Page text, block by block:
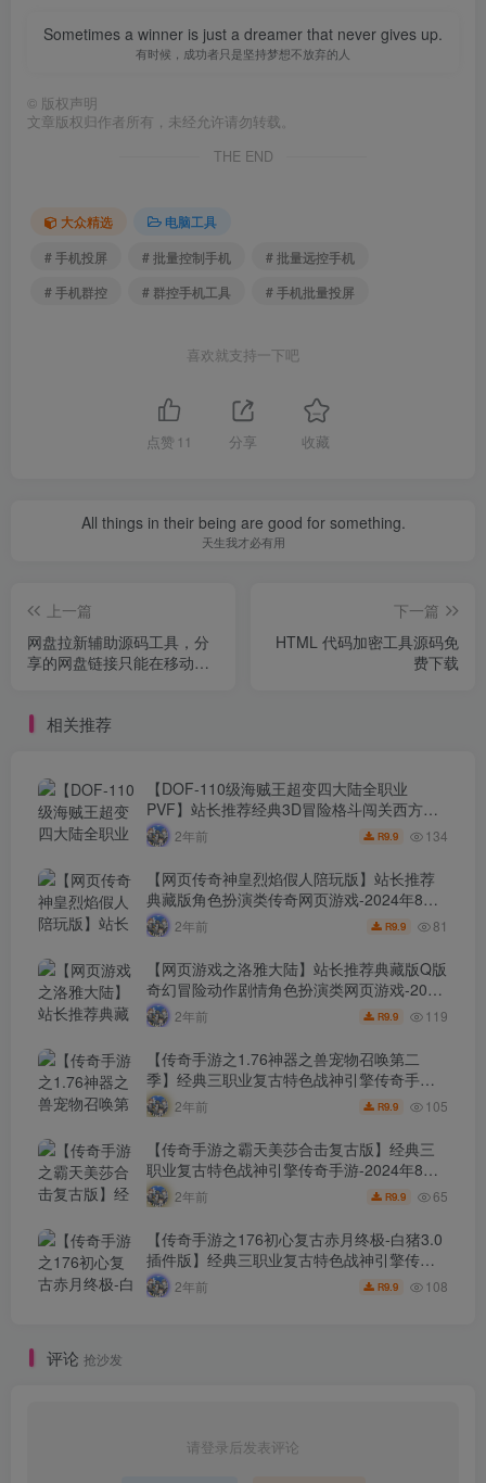
Sometimes a winner is just a dreamer that never gives up.
有时候，成功者只是坚持梦想不放弃的人
© 版权声明
文章版权归作者所有，未经允许请勿转载。
THE END
大众精选
电脑工具
# 手机投屏
# 批量控制手机
# 批量远控手机
# 手机群控
# 群控手机工具 # 手机批量投屏
喜欢就支持一下吧
点赞 11 分享 收藏
All things in their being are good for something.
天生我才必有用
上一篇
网盘拉新辅助源码工具，分
享的网盘链接只能在移动端
下一篇
HTML 代码加密工具源码免
费下载
相关推荐
【DOF-110级海贼王超变四大陆全职业
PVF】站长推荐经典3D冒险格斗闯关西方魔
幻端游-2024年8月8日最新打包Linux服务端
源码视频架设教程-等级补丁-配套完整客户
端！
2年前 R9.9 134
【网页传奇神皇烈焰假人陪玩版】站长推荐
典藏版角色扮演类传奇网页游戏-2024年8月8
日最新打包Wn服务端源码视频架设教程-配套
GM工具！
2年前 R9.9 81
【网页游戏之洛雅大陆】站长推荐典藏版Q版
奇幻冒险动作剧情角色扮演类网页游戏-2024
年8月7日最新打包Wn服务端源码视频架设教
程-微端-GM工具-详细外网教程！
2年前 R9.9 119
【传奇手游之1.76神器之兽宠物召唤第二
季】经典三职业复古特色战神引擎传奇手
游-2024年8月7日最新打包Win服务端源码视
频架设教程-新版GM多功能网页授权物品后
台-GM直冲网页后台-安卓苹果IOS双端版
本！
2年前 R9.9 105
【传奇手游之霸天美莎合击复古版】经典三
职业复古特色战神引擎传奇手游-2024年8月7
日最新打包Win服务端源码视频架设教程-新
版GM多功能网页授权物品后台-GM直冲网页
后台-安卓苹果IOS双端版本！
2年前 R9.9 65
【传奇手游之176初心复古赤月终极-白猪3.0
插件版】经典三职业复古特色战神引擎传奇
手游-2024年8月6日最新打包Win服务端源码
视频架设教程-新版GM多功能网页授权物品
2年前 R9.9 108
评论 抢沙发
请登录后发表评论